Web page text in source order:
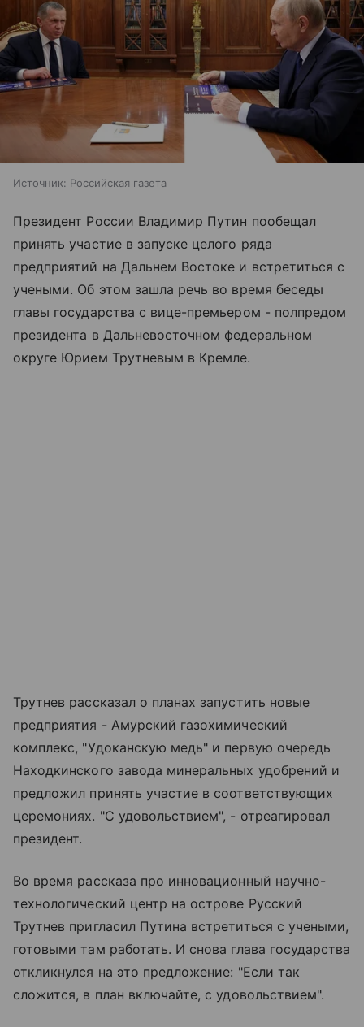
Источник: Российская газета
Президент России Владимир Путин пообещал
принять участие в запуске целого ряда
предприятий на Дальнем Востоке и встретиться с
учеными. Об этом зашла речь во время беседы
главы государства с вице-премьером - полпредом
президента в Дальневосточном федеральном
округе Юрием Трутневым в Кремле.
Трутнев рассказал о планах запустить новые
предприятия - Амурский газохимический
комплекс, "Удоканскую медь" и первую очередь
Находкинского завода минеральных удобрений и
предложил принять участие в соответствующих
церемониях. "С удовольствием", - отреагировал
президент.
Во время рассказа про инновационный научно-
технологический центр на острове Русский
Трутнев пригласил Путина встретиться с учеными,
готовыми там работать. И снова глава государства
откликнулся на это предложение: "Если так
сложится, в план включайте, с удовольствием".